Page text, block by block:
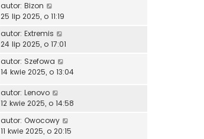
autor: Bizon
25 lip 2025, o 11:19
autor: Extremis
24 lip 2025, o 17:01
autor: Szefowa
14 kwie 2025, o 13:04
autor: Lenovo
12 kwie 2025, o 14:58
autor: Owocowy
11 kwie 2025, o 20:15